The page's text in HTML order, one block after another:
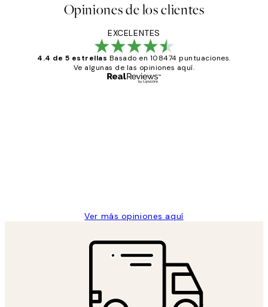
Opiniones de los clientes
EXCELENTES
4.4 de 5 estrellas Basado en 108474 puntuaciones.
Ve algunas de las opiniones aquí.
Ver más opiniones aquí